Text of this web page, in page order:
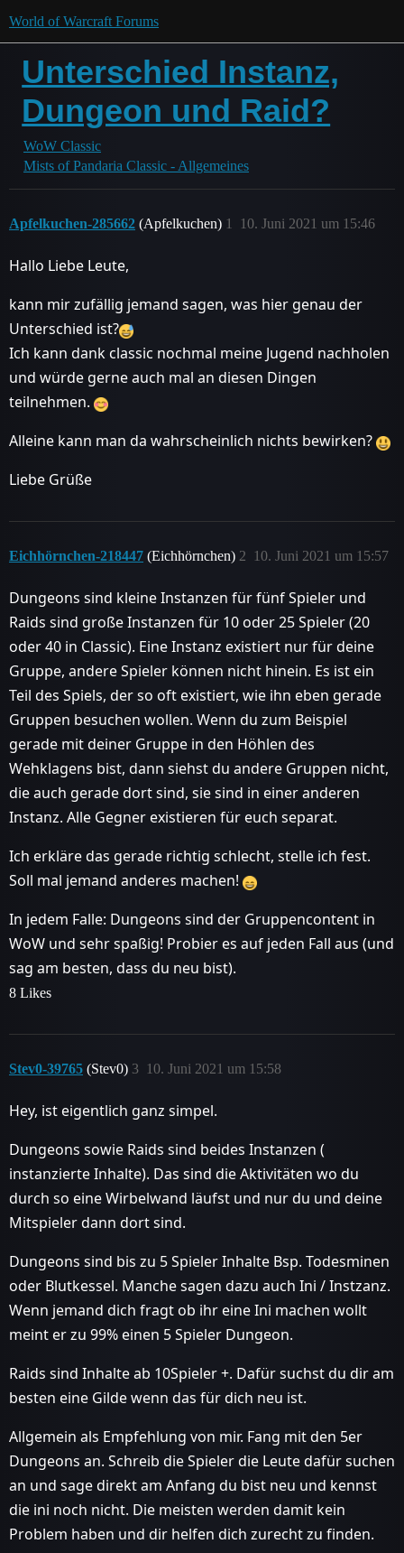
World of Warcraft Forums
Unterschied Instanz,
Dungeon und Raid?
WoW Classic
Mists of Pandaria Classic - Allgemeines
Apfelkuchen-285662 (Apfelkuchen) 10. Juni 2021 um 15:46
1
Hallo Liebe Leute,
kann mir zufällig jemand sagen, was hier genau der
Unterschied ist?
Ich kann dank classic nochmal meine Jugend nachholen
und würde gerne auch mal an diesen Dingen
teilnehmen.
Alleine kann man da wahrscheinlich nichts bewirken?
Liebe Grüße
Eichhörnchen-218447 (Eichhörnchen) 10. Juni 2021 um 15:57
2
Dungeons sind kleine Instanzen für fünf Spieler und
Raids sind große Instanzen für 10 oder 25 Spieler (20
oder 40 in Classic). Eine Instanz existiert nur für deine
Gruppe, andere Spieler können nicht hinein. Es ist ein
Teil des Spiels, der so oft existiert, wie ihn eben gerade
Gruppen besuchen wollen. Wenn du zum Beispiel
gerade mit deiner Gruppe in den Höhlen des
Wehklagens bist, dann siehst du andere Gruppen nicht,
die auch gerade dort sind, sie sind in einer anderen
Instanz. Alle Gegner existieren für euch separat.
Ich erkläre das gerade richtig schlecht, stelle ich fest.
Soll mal jemand anderes machen!
In jedem Falle: Dungeons sind der Gruppencontent in
WoW und sehr spaßig! Probier es auf jeden Fall aus (und
sag am besten, dass du neu bist).
8 Likes
Stev0-39765 (Stev0) 10. Juni 2021 um 15:58
3
Hey, ist eigentlich ganz simpel.
Dungeons sowie Raids sind beides Instanzen (
instanzierte Inhalte). Das sind die Aktivitäten wo du
durch so eine Wirbelwand läufst und nur du und deine
Mitspieler dann dort sind.
Dungeons sind bis zu 5 Spieler Inhalte Bsp. Todesminen
oder Blutkessel. Manche sagen dazu auch Ini / Instzanz.
Wenn jemand dich fragt ob ihr eine Ini machen wollt
meint er zu 99% einen 5 Spieler Dungeon.
Raids sind Inhalte ab 10Spieler +. Dafür suchst du dir am
besten eine Gilde wenn das für dich neu ist.
Allgemein als Empfehlung von mir. Fang mit den 5er
Dungeons an. Schreib die Spieler die Leute dafür suchen
an und sage direkt am Anfang du bist neu und kennst
die ini noch nicht. Die meisten werden damit kein
Problem haben und dir helfen dich zurecht zu finden.